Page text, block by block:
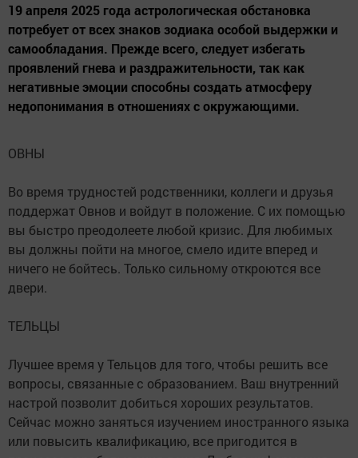
19 апреля 2025 года астрологическая обстановка
потребует от всех знаков зодиака особой выдержки и
самообладания. Прежде всего, следует избегать
проявлений гнева и раздражительности, так как
негативные эмоции способны создать атмосферу
недопонимания в отношениях с окружающими.
ОВНЫ
Во время трудностей родственники, коллеги и друзья
поддержат Овнов и войдут в положение. С их помощью
вы быстро преодолеете любой кризис. Для любимых
вы должны пойти на многое, смело идите вперед и
ничего не бойтесь. Только сильному откроются все
двери.
ТЕЛЬЦЫ
Лучшее время у Тельцов для того, чтобы решить все
вопросы, связанные с образованием. Ваш внутренний
настрой позволит добиться хороших результатов.
Сейчас можно заняться изучением иностранного языка
или повысить квалификацию, все пригодится в